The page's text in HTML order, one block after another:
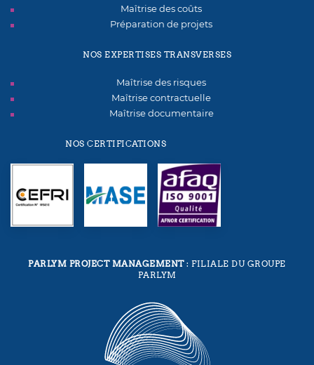
Maîtrise des coûts
Préparation de projets
NOS EXPERTISES TRANSVERSES
Maîtrise des risques
Maîtrise contractuelle
Maîtrise documentaire
NOS CERTIFICATIONS
PARLYM PROJECT MANAGEMENT: FILIALE DU GROUPE
PARLYM